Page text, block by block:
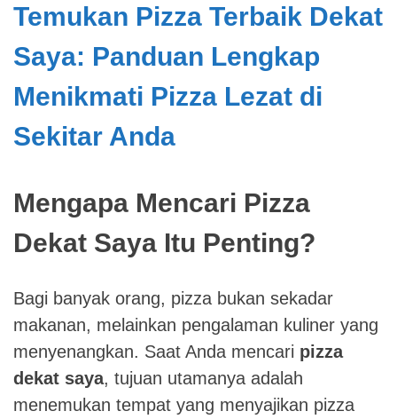
Temukan Pizza Terbaik Dekat
Saya: Panduan Lengkap
Menikmati Pizza Lezat di
Sekitar Anda
Mengapa Mencari Pizza
Dekat Saya Itu Penting?
Bagi banyak orang, pizza bukan sekadar
makanan, melainkan pengalaman kuliner yang
menyenangkan. Saat Anda mencari pizza
dekat saya, tujuan utamanya adalah
menemukan tempat yang menyajikan pizza